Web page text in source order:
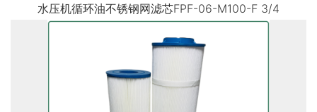
水压机循环油不锈钢网滤芯FPF-06-M100-F 3/4